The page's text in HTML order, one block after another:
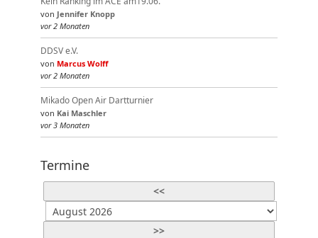
von Jennifer Knopp
vor 2 Monaten
DDSV e.V.
von Marcus Wolff
vor 2 Monaten
Mikado Open Air Dartturnier
von Kai Maschler
vor 3 Monaten
Termine
<<
>>